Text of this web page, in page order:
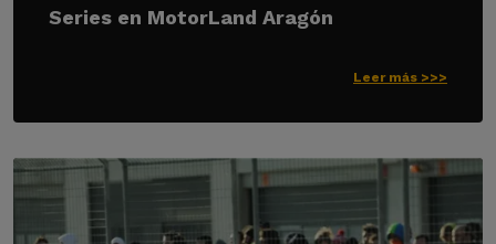
Series en MotorLand Aragón
Leer más >>>